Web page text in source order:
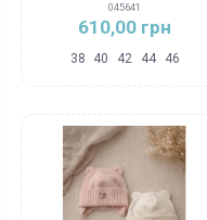
045641
610,00 грн
38 40 42 44 46